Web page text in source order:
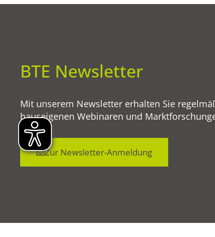
BTE Newsletter
Mit unserem Newsletter erhalten Sie
hauseigenen Webinaren und
Zur Newsletter-Anmeldung